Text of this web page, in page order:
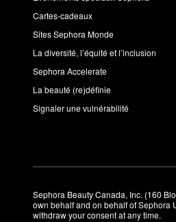
Cartes-cadeaux
Sites Sephora Monde
La diversité, l’équité et l’inclusion
Sephora Accelerate
La beauté (re)définie
Signaler une vulnérabilité
Sephora Beauty Canada, Inc. (160
own behalf and on behalf of Sephora
withdraw your consent at any time.